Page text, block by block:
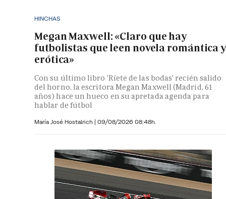
HINCHAS
Megan Maxwell: «Claro que hay
futbolistas que leen novela romántica y
erótica»
Con su último libro 'Ríete de las bodas' recién salido
del horno, la escritora Megan Maxwell (Madrid, 61
años) hace un hueco en su apretada agenda para
hablar de fútbol
María José Hostalrich | 09/08/2026 08:48h.